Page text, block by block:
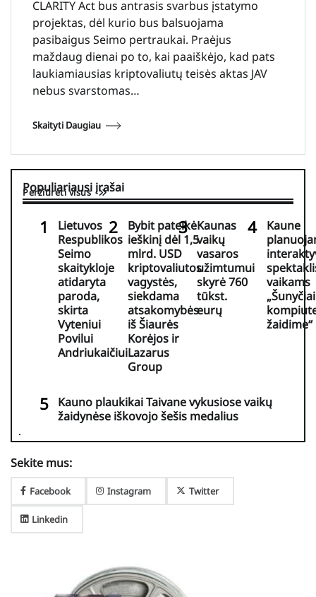
CLARITY Act bus antrasis svarbus įstatymo
projektas, dėl kurio bus balsuojama
pasibaigus Seimo pertraukai. Praėjus
maždaug dienai po to, kai paaiškėjo, kad pats
laukiamiausias kriptovaliutų teisės aktas JAV
nebus svarstomas…
Skaityti Daugiau
Populiariausi įrašai
Peržiūrėti visus
Lietuvos
Respublikos
Seimo
skaitykloje
atidaryta
paroda,
skirta
Vyteniui
Povilui
Andriukaičiui
Bybit pateikė
ieškinį dėl 1,5
mlrd. USD
kriptovaliutos
vagystės,
siekdama
atsakomybės
iš Šiaurės
Korėjos ir
Lazarus
Group
Kaunas
vaikų
vasaros
užimtumui
skyrė 760
tūkst.
eurų
Kaune
vaikams
„Šunyčiai
žaidime“
Kauno plaukikai Taivane vykusiose vaikų
žaidynėse iškovojo šešis medalius
Sekite mus:
Facebook Instagram Twitter
Linkedin